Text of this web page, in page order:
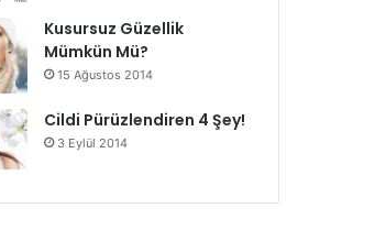
Kusursuz Güzellik
Mümkün Mü?
15 Ağustos 2014
Cildi Pürüzlendiren 4 Şey!
3 Eylül 2014